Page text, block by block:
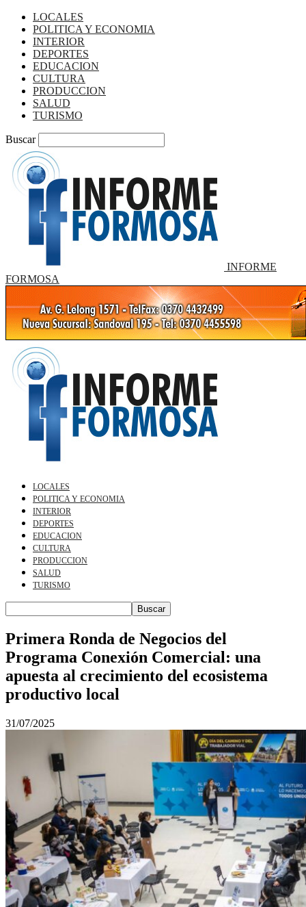
LOCALES
POLITICA Y ECONOMIA
INTERIOR
DEPORTES
EDUCACION
CULTURA
PRODUCCION
SALUD
TURISMO
Buscar
INFORME
FORMOSA
LOCALES
POLITICA Y ECONOMIA
INTERIOR
DEPORTES
EDUCACION
CULTURA
PRODUCCION
SALUD
TURISMO
Primera Ronda de Negocios del
Programa Conexión Comercial: una
apuesta al crecimiento del ecosistema
productivo local
31/07/2025